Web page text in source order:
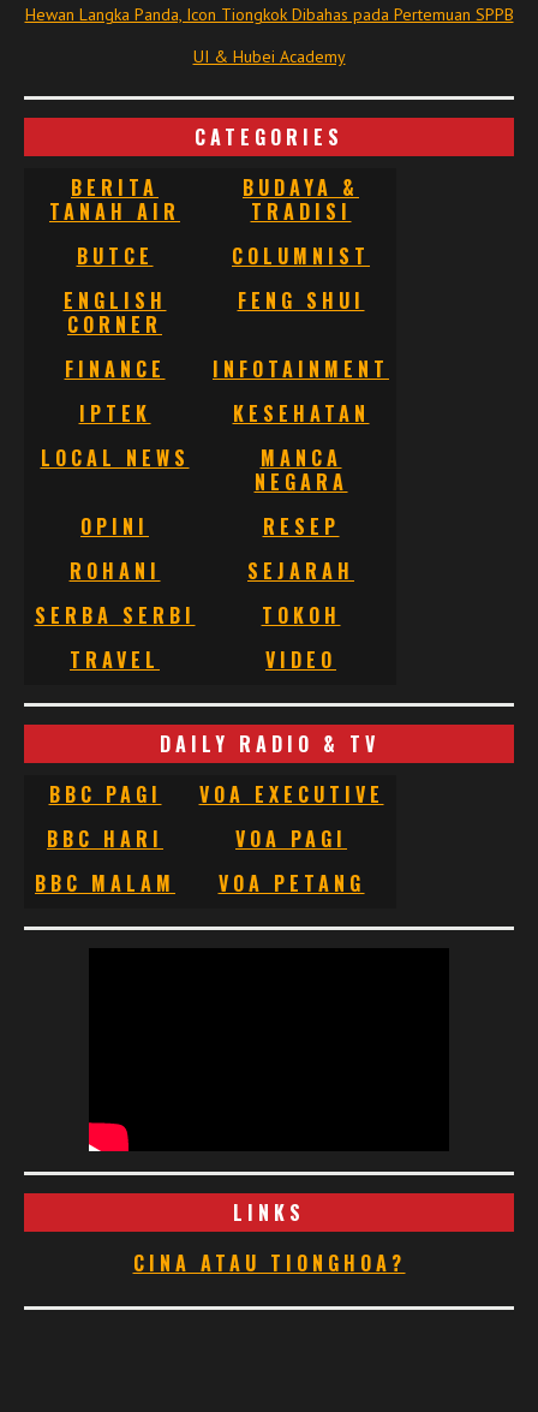
Hewan Langka Panda, Icon Tiongkok Dibahas pada Pertemuan SPPB
UI & Hubei Academy
CATEGORIES
BERITA
TANAH AIR
BUDAYA &
TRADISI
BUTCE
COLUMNIST
ENGLISH
CORNER
FENG SHUI
FINANCE
INFOTAINMENT
IPTEK
KESEHATAN
LOCAL NEWS
MANCA
NEGARA
OPINI
RESEP
ROHANI
SEJARAH
SERBA SERBI
TOKOH
TRAVEL
VIDEO
DAILY RADIO & TV
BBC PAGI
VOA EXECUTIVE
BBC HARI
VOA PAGI
BBC MALAM
VOA PETANG
LINKS
CINA ATAU TIONGHOA?